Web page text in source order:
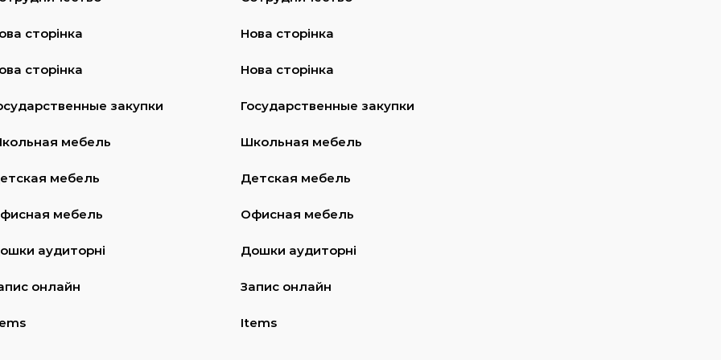
сторінка
сторінка
закупки
мебель
мебель
мебель
аудиторні
онлайн
Нова сторінка
Нова сторінка
Государственные закупки
Школьная мебель
Детская мебель
Офисная мебель
Дошки аудиторні
Запис онлайн
Items